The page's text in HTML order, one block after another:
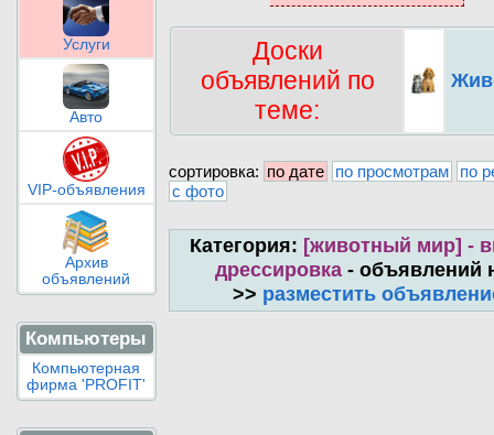
Услуги
Авто
VIP-объявления
Архив
объявлений
Компьютеры
Компьютерная
фирма 'PROFIT'
Доски
объявлений по
теме:
сортировка: по дате по просмотрам
по
с фото
Категория: [животный мир] -
дрессировка- объявлений
>> разместить